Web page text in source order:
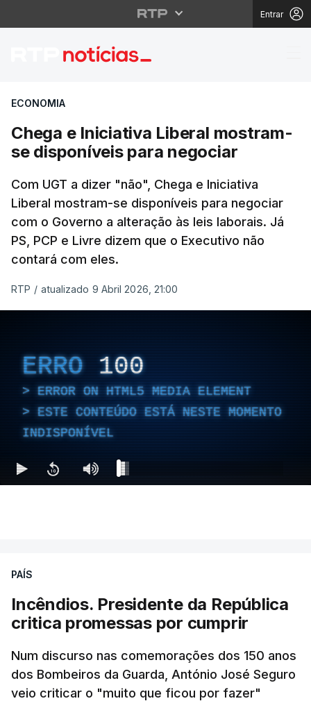
Entrar
Chega e Iniciativa
ECONOMIA
Chega e Iniciativa Liberal mostram-
se disponíveis para negociar
Com UGT a dizer "não", Chega e Iniciativa
Liberal mostram-se disponíveis para negociar
com o Governo a alteração às leis laborais. Já
PS, PCP e Livre dizem que o Executivo não
contará com eles.
RTP / atualizado 9 Abril 2026, 21:00
ERRO 100
ERROR ON HTML5 MEDIA ELEMENT
ESTE CONTEÚDO ESTÁ NESTE MOMENTO
INDISPONÍVEL
PAÍS
Incêndios. Presidente da República
critica promessas por cumprir
Num discurso nas comemorações dos 150 anos
dos Bombeiros da Guarda, António José Seguro
veio criticar o "muito que ficou por fazer"